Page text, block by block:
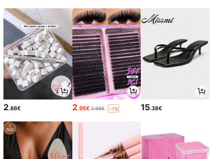
2.88€ 2.95€ 2.98€ -1% 15.38€